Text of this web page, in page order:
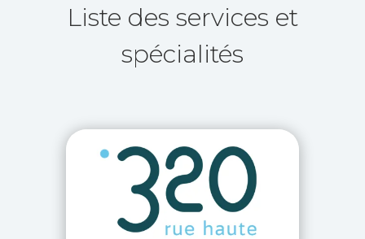
Liste des services et
spécialités